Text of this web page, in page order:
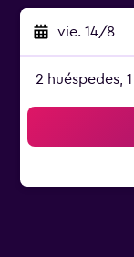
vie. 14/8
2 huéspedes,